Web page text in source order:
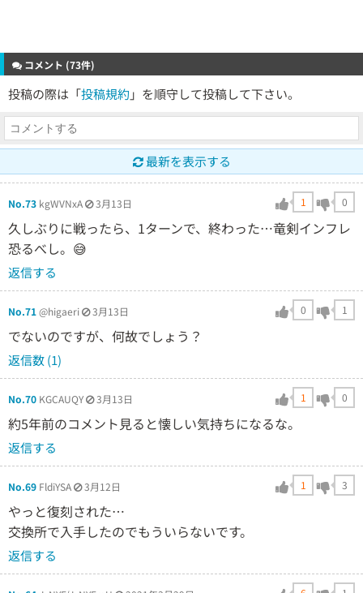
コメント (73件)
投稿の際は「投稿規約 」を順守して投稿して下さい。
最新を表示する
No.73 kgWVNxA 3月13日 1 0
久しぶりに戦ったら、1ターンで、終わった…竜剣インフレ
恐るべし。😅
返信する
No.71@higaeri 3月13日 0 1
でないのですが、何故でしょう？
返信数 (1)
No.70 KGCAUQY 3月13日 1 0
約5年前のコメント見ると懐しい気持ちになるな。
返信する
No.69 FldiYSA 3月12日 1 3
やっと復刻された…
交換所で入手したのでもういらないです。
返信する